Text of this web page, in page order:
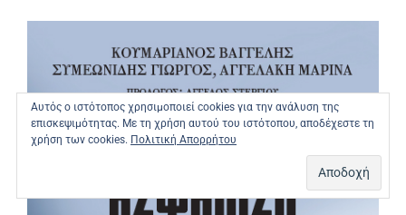
Αυτός ο ιστότοπος χρησιμοποιεί cookies για την ανάλυση της
επισκεψιμότητας. Με τη χρήση αυτού του ιστότοπου, αποδέχεστε τη
χρήση των cookies. Πολιτική Απορρήτου